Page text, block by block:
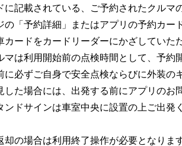
に記載されている、ご予約されたクルマ
の「予約詳細」またはアプリの予約カ
カードをカードリーダーにかざしていた
マは利用開始前の点検時間として、予約
に必ずご自身で安全点検ならびに外装の
した場合には、出発する前にアプリのお
ンドサインは車室中央に設置の上ご出発
却の場合は利用終了操作が必要となり